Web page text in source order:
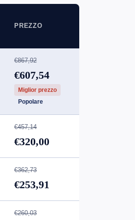
PREZZO
€867,92
€607,54
Miglior prezzo
Popolare
€457,14
€320,00
€362,73
€253,91
€260,03